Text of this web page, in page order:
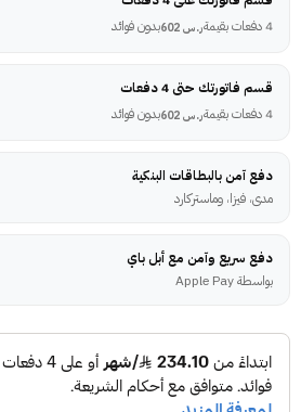
4 دفعات بقيمة
ر.س بدون فوائد
قسم فاتورتك حتى 4 دفعات
4 دفعات بقيمة
ر.س بدون فوائد
دفع آمن بالبطاقات البنكية
مدى، فيزا، وماستركارد
دفع سريع وآمن مع أبل باي
بواسطة Apple Pay